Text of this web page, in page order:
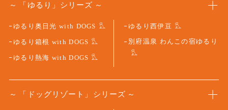
「ゆるり」シリーズ
ゆるり奥日光 with DOGS
ゆるり箱根 with DOGS
ゆるり熱海 with DOGS
ゆるり西伊豆
別府温泉 わんこの宿ゆるり
「ドッグリゾート」シリーズ